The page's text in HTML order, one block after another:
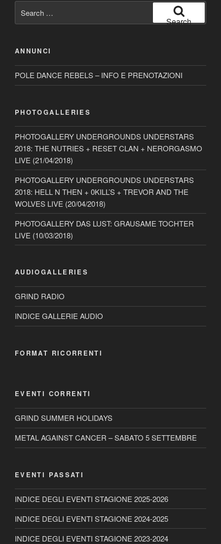
for:
Search
ANNUNCI
POLE DANCE REBELS – INFO E PRENOTAZIONI
PHOTOGALLERIES
PHOTOGALLERY UNDERGROUNDS UNDERSTARS
2018: THE NUTRIES + RESET CLAN + NERORGASMO
LIVE (21/04/2018)
PHOTOGALLERY UNDERGROUNDS UNDERSTARS
2018: HELL N THEN + 0KILL’S + TREVOR AND THE
WOLVES LIVE (20/04/2018)
PHOTOGALLERY DAS LUST: GRAUSAME TOCHTER
LIVE (10/03/2018)
AUDIOGALLERIES
GRIND RADIO
INDICE GALLERIE AUDIO
FORMAT RICORRENTI
EVENTI CORRENTI
GRIND SUMMER HOLIDAYS
METAL AGAINST CANCER – SABATO 5 SETTEMBRE
EVENTI PASSATI
INDICE DEGLI EVENTI STAGIONE 2025-2026
INDICE DEGLI EVENTI STAGIONE 2024-2025
INDICE DEGLI EVENTI STAGIONE 2023-2024